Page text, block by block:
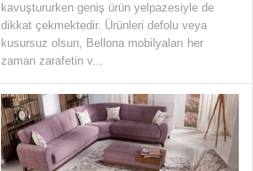
kavuştururken geniş ürün yelpazesiyle de
dikkat çekmektedir. Ürünleri defolu veya
kusursuz olsun, Bellona mobilyaları her
zaman zarafetin v...